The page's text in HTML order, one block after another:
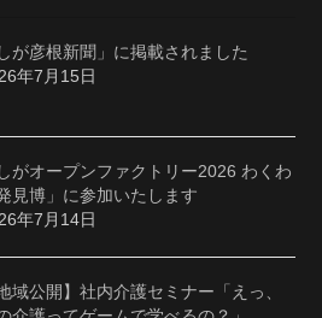
しが彦根新聞」に掲載されました
年7月15日
しがオープンファクトリー2026 わくわ
見博」に参加いたします
年7月14日
地域公開】社内介護セミナー「えっ、